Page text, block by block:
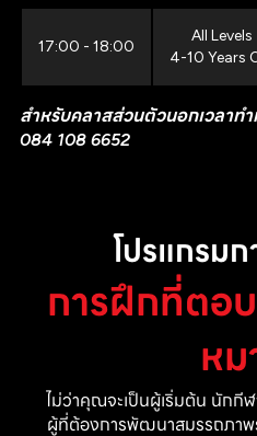
17:00 - 18:00
All Levels
4-10 Years
สำหรับคลาสส่วนตัวนอกเวล
084 108 6652
โปรแกรม
การฝึกที่ตอ
หม
ไม่ว่าคุณจะเป็นผู้เริ่มต้น นักกี
ผู้ที่ต้องการพัฒนาสมรรถภาพ